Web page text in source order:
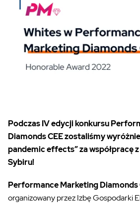
Podczas IV edycji konkursu
Diamonds CEE zostaliśmy
pandemic effects” za współpracę
Sybiru!
Performance Marketing Diamonds
organizowany przez Izbę Gospodarki